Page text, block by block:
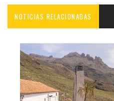
NOTICIAS RELACIONADAS